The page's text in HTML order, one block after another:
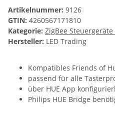
Artikelnummer: 9126
GTIN: 4260567171810
Kategorie: ZigBee
Hersteller: LED Trading
Kompatibles Friends of
passend für alle
über HUE App
Philips HUE Bridge